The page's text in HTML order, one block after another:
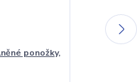
ponožky,